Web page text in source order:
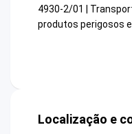
4930-2/01 |
produtos perigosos
Localização e